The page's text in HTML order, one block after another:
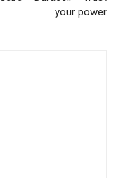
your power